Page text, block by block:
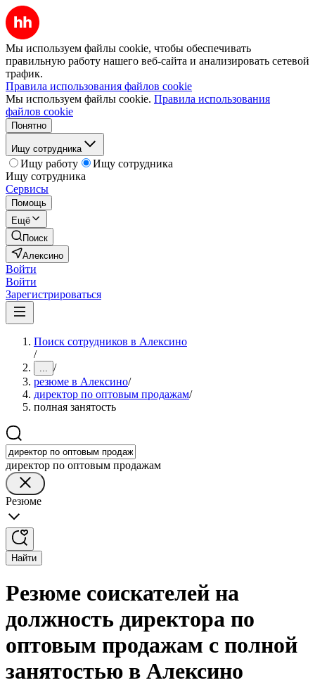
Мы используем файлы cookie, чтобы обеспечивать
правильную работу нашего веб-сайта и анализировать сетевой
трафик.
Правила использования файлов cookie
Мы используем файлы cookie. Правила использования
файлов cookie
Понятно
Ищу сотрудника
Ищу работу
Ищу сотрудника
Ищу сотрудника
Сервисы
Помощь
Ещё
Поиск
Алексино
Войти
Войти
Зарегистрироваться
Поиск сотрудников в Алексино
/
... /
резюме в Алексино/
директор по оптовым продажам/
полная занятость
директор по оптовым продажам
Резюме
Найти
Резюме соискателей на
должность директора по
оптовым продажам с полной
занятостью в Алексино